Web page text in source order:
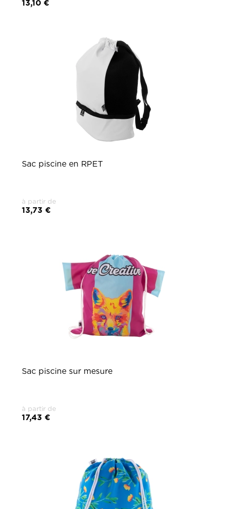
13,10 €
Sac piscine en RPET
à partir de
13,73 €
Sac piscine sur mesure
à partir de
17,43 €